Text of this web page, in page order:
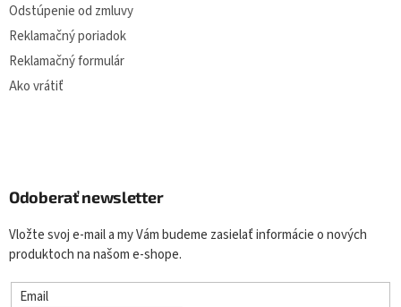
Odstúpenie od zmluvy
Reklamačný poriadok
Reklamačný formulár
Ako vrátiť
Odoberať newsletter
Vložte svoj e-mail a my Vám budeme zasielať informácie o nových
produktoch na našom e-shope.
Email